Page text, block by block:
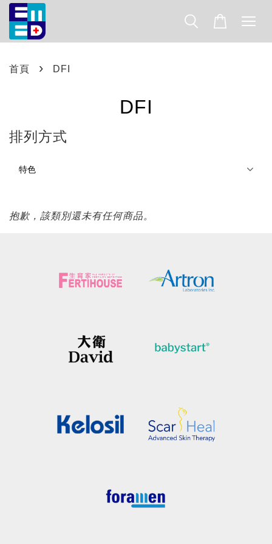
首頁 › DFI
DFI
排列方式
抱歉，該類別還未有任何商品。